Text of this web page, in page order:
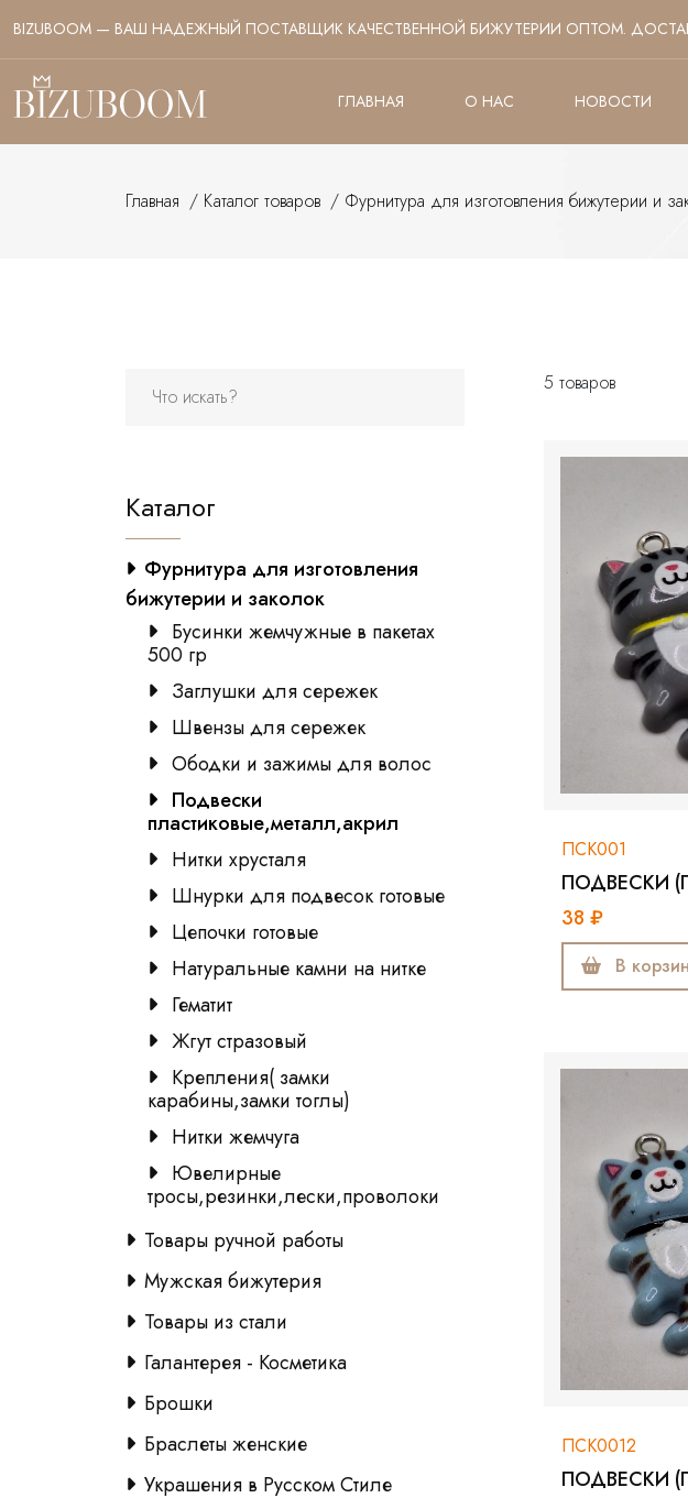
BIZUBOOM — ВАШ НАДЕЖНЫЙ ПОСТАВЩИК КАЧЕСТВЕННОЙ БИЖУТЕРИИ ОПТОМ.
ГЛАВНАЯ О НАС НОВОСТИ
Главная / Каталог товаров / Фурнитура для изготовления бижутерии и
Каталог
Фурнитура для изготовления
бижутерии и заколок
Бусинки жемчужные в пакетах
500 гр
Заглушки для сережек
Швензы для сережек
Ободки и зажимы для волос
Подвески
пластиковые,металл,акрил
Нитки хрусталя
Шнурки для подвесок готовые
Цепочки готовые
Натуральные камни на нитке
Гематит
Жгут стразовый
Крепления( замки
карабины,замки тоглы)
Нитки жемчуга
Ювелирные
тросы,резинки,лески,проволоки
Товары ручной работы
Мужская бижутерия
Товары из стали
Галантерея - Косметика
Брошки
Браслеты женские
Украшения в Русском Стиле
5 товаров
ПСК001
ПОДВЕСКИ
38 ₽
В
ПСК0012
ПОДВЕСКИ